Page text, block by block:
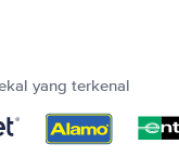
yang terkenal